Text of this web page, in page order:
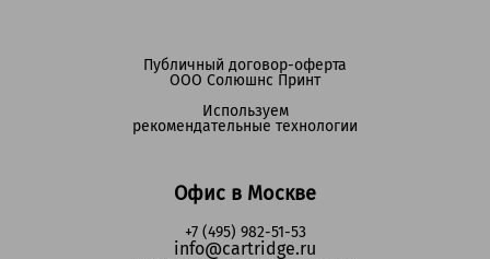
Офис в Москве
+7 (495) 982-51-53
info@cartridge.ru
Публичный договор-оферта
ООО Солюшнс Принт
Используем
рекомендательные технологии